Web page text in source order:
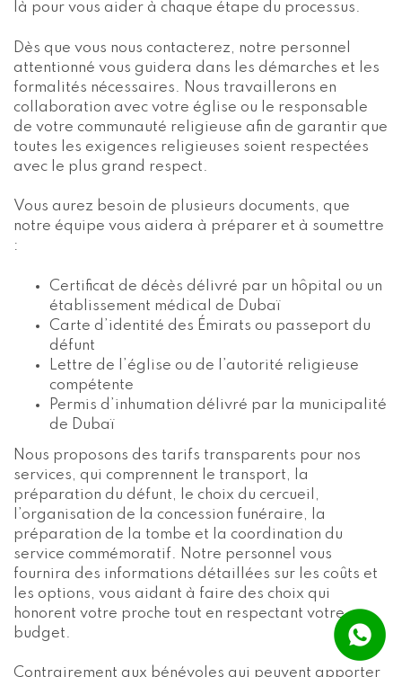
là pour vous aider à chaque étape du processus.
Dès que vous nous contacterez, notre personnel
attentionné vous guidera dans les démarches et les
formalités nécessaires. Nous travaillerons en
collaboration avec votre église ou le responsable
de votre communauté religieuse afin de garantir que
toutes les exigences religieuses soient respectées
avec le plus grand respect.
Vous aurez besoin de plusieurs documents, que
notre équipe vous aidera à préparer et à soumettre
:
Certificat de décès délivré par un hôpital ou un
établissement médical de Dubaï
Carte d’identité des Émirats ou passeport du
défunt
Lettre de l’église ou de l’autorité religieuse
compétente
Permis d’inhumation délivré par la municipalité
de Dubaï
Nous proposons des tarifs transparents pour nos
services, qui comprennent le transport, la
préparation du défunt, le choix du cercueil,
l’organisation de la concession funéraire, la
préparation de la tombe et la coordination du
service commémoratif. Notre personnel vous
fournira des informations détaillées sur les coûts et
les options, vous aidant à faire des choix qui
honorent votre proche tout en respectant votre
budget.
Contrairement aux bénévoles qui peuvent apporter